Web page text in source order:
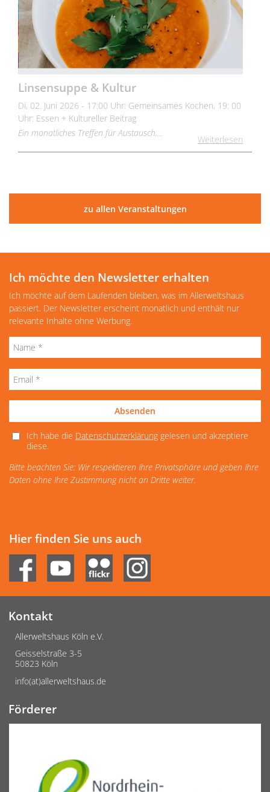
Linsensuppe & Kultur
Di, 02. Juni 2026 - 17:00 Uhr: Gemeinsames Kochen, 19: 00
Uhr: Essen + Kultureller Beitrag
Ein monatliches Treffen für Austausch,…
Weiterlesen
zu allen Veranstaltungen
Ich möchte den Newsletter erhalten
Ich möchte auf dem Laufenden bleiben, was im Allerweltshaus
passiert. Der Newsletter erscheint monatlich und enthält nur
relevante Inhalte ohne Werbung.
Absenden
Ich habe die Datenschutzerklärunggelesen und akzeptiere
diese.
Bitte beachten Sie: Wir respektieren Ihre Privatsphäre und geben Ihre
Daten ohne Ihre Zustimmung nicht an Dritte weiter.
Hier finden Sie uns auch
Kontakt
Allerweltshaus Köln e.V.
Geisselstraße 3-5
50823 Köln
info(at)allerweltshaus.de
Förderer